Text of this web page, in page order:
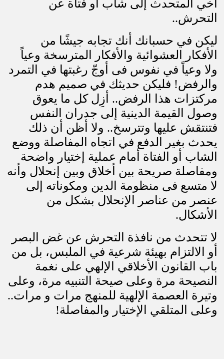
أخي المتحدث إلى شاب أو فتاة عن
التحرش..
ليكن في حسبانك أنك تجابه جيشًا من
الأفكار العشوائية والأفكار المترسخة وعياً
ولا وعياً في نفوس فى أوجّ رغبتها في التمرد
والرفض! فليكن حديثك في صميم هدم
مركتزات هذا الرفض.. أزِل كل ما يعوق
وصول القيمة الدينية إلى جدران النفس
فتنتقش عليها وتترسخ.. ولا أظن أن ذلك
يحدث بغير الدفع في اتجاه المفاصلة ووضع
الشاب أو الفتاة أمام عملية إختيار واضحة
ومفاصلة صريحة بين أخلاق وبين إنحلال وأنه
لا متسع فى منظومة الدين ومكوناته إلى
عنصر من عناصر الإنحلال بشكل من
الأشكال.
لا تتحدث من نافذة التحرش عن غض البصر
أو الالتزام بهيئة شرعية في الملبس، بل من
باب القانون الأخلاقي الإلهي على نغمة
النصيحة مرة وعلى صيحة التنبيه مرة، وعلى
وتيرة العصمة الإلهية للمنهج مرات و مرات..
وعلى المتلقي الإختيار والمفاصلة!